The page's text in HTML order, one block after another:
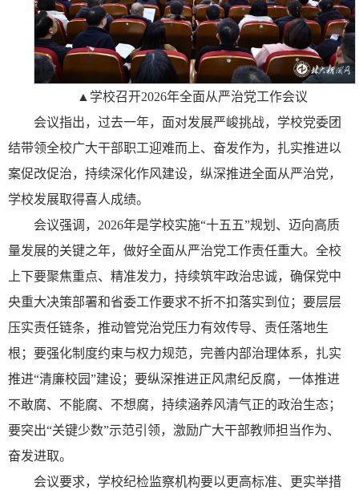
▲学校召开2026年全面从严治党工作会议
会议指出，过去一年，面对发展严峻挑战，学校党委团
结带领全校广大干部职工迎难而上、奋发作为，扎实推进以
案促改促治，持续深化作风建设，纵深推进全面从严治党，
学校发展取得喜人成绩。
会议强调，2026年是学校实施“十五五”规划、迈向高质
量发展的关键之年，做好全面从严治党工作责任重大。全校
上下要聚焦重点、精准发力，持续筑牢政治忠诚，确保党中
央重大决策部署和省委工作要求不折不扣落实到位；要层层
压实责任链条，推动管党治党压力有效传导、责任落地生
根；要强化制度约束与权力规范，完善内部治理体系，扎实
推进“清廉校园”建设；要纵深推进正风肃纪反腐，一体推进
不敢腐、不能腐、不想腐，持续涵养风清气正的政治生态；
要突出“关键少数”示范引领，激励广大干部教师担当作为、
奋发进取。
会议要求，学校纪检监察机构要以更高标准、更实举措